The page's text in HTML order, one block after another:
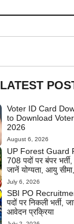
LATEST
Voter ID Card
to Download
2026
August 6, 2026
UP Forest Guard
708 पदों पर बंपर
जानें योग्यता, आयु
July 6, 2026
SBI PO
पदों पर निकली भर्ती,
आवेदन प्रक्रिया